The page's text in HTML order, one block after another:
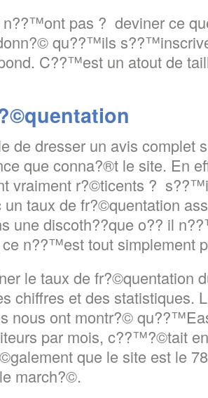
pas ? deviner ce
qu??™ils
C??™est un atout de
de dresser un avis complet
que conna?®t le site. En
vraiment r?©ticents ?
un taux de fr?©quentation
une discoth??que o?? il
n??™est tout simplement
le taux de fr?©quentation
chiffres et des statistiques.
nous ont montr?©
par mois, c??™?©tait
que le site est le
march?©.